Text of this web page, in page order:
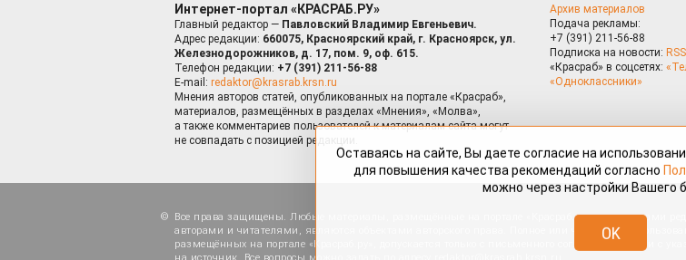
Интернет-портал «КРАСРАБ.РУ»
Главный редактор — Павловский Владимир Евгеньевич.
Адрес редакции: 660075, Красноярский край, г. Красноярск, ул.
Железнодорожников, д. 17, пом. 9, оф. 615.
Телефон редакции: +7 (391) 211-56-88
E-mail: redaktor@krasrab.krsn.ru
Мнения авторов статей, опубликованных на портале «Красраб»,
материалов, размещённых в разделах «Мнения», «Молва»,
а также комментариев пользователей к материалам сайта могут
не совпадать с позицией редакции.
Архив материалов
Подача рекламы:
+7 (391) 211-56-88
Подписка на новости: RSS
«Красраб» в соцсетях:
«Одноклассники»
Все права защищены. Любые материалы, размещённые на портале «Красраб.ру» сотрудниками
авторами и читателями, являются объектами авторского права. Полное или частичное
размещённых на портале «Красраб.ру», допускается только с письменного согласия редакции с
на источник. Все вопросы можно задать по адресу
Оставаясь на сайте, Вы даете согласие на
для повышения качества рекомендаций согласно
можно через настройки Вашего
OK